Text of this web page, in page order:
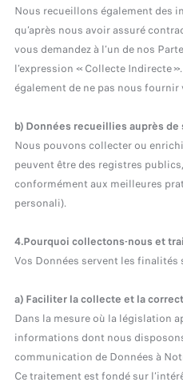
Nous recueillons également des
qu’après nous avoir assuré
vous demandez à l’un de nos
l’expression « Collecte Indirecte
également de ne pas nous
b) Données recueillies auprès
Nous pouvons collecter ou
peuvent être des registres
conformément aux meilleures
personali).
4.Pourquoi collectons-nous et
Vos Données servent les finalités
a) Faciliter la collecte et la
Dans la mesure où la législation
informations dont nous
communication de Données à
Ce traitement est fondé sur